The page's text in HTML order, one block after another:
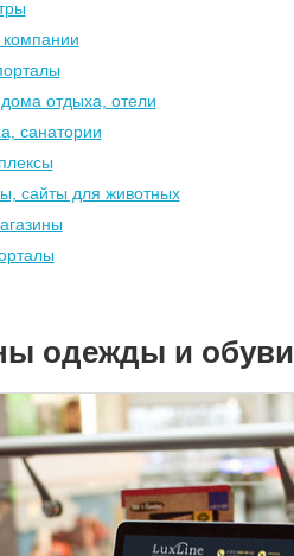
компании
отдыха, отели
санатории
сайты для животных
одежды и обуви